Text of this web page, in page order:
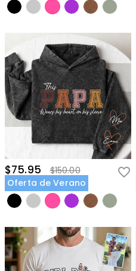
$75.95
$150.00
Oferta de Verano